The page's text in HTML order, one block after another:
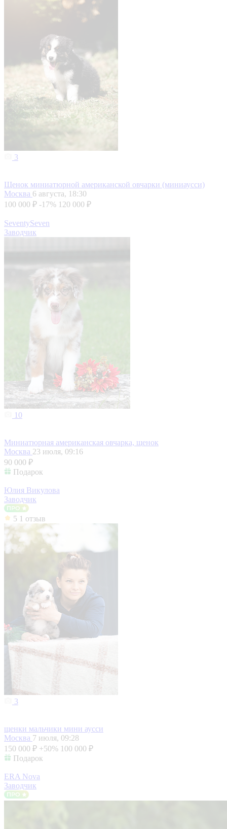
3
Щенок миниатюрной американской овчарки (миниаусси)
Москва 6 августа, 18:30
100 000 ₽ -17% 120 000 ₽
SeventySeven
Заводчик
10
Миниатюрная американская овчарка, щенок
Москва 23 июля, 09:16
90 000 ₽
Подарок
Юлия Викулова
Заводчик
5 1 отзыв
3
щенки мальчики мини аусси
Москва 7 июля, 09:28
150 000 ₽ +50% 100 000 ₽
Подарок
ERA Nova
Заводчик